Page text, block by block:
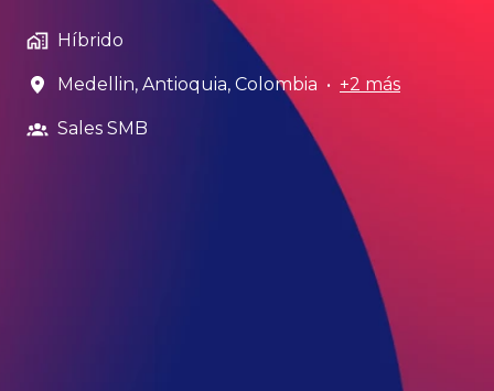
Híbrido
Medellin, Antioquia, Colombia • +2 más
Sales SMB